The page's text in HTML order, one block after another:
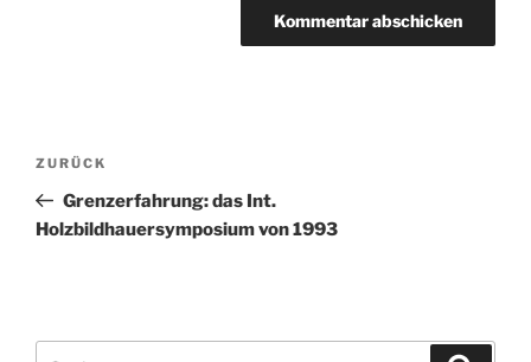
Beitragsnavigation
Vorheriger
Beitrag
ZURÜCK
Grenzerfahrung: das Int.
Holzbildhauersymposium von 1993